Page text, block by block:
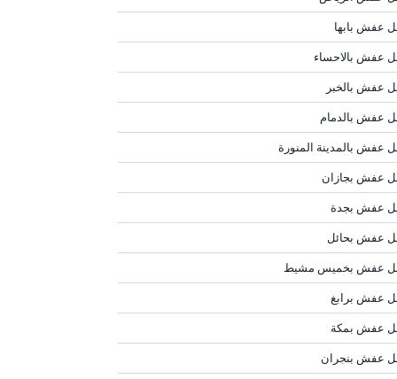
عفش بابها
عفش بالاحساء
عفش بالخبر
عفش بالدمام
عفش بالمدينة المنورة
عفش بجازان
عفش بجدة
عفش بحائل
عفش بخميس مشيط
عفش برابغ
عفش بمكة
عفش بنجران